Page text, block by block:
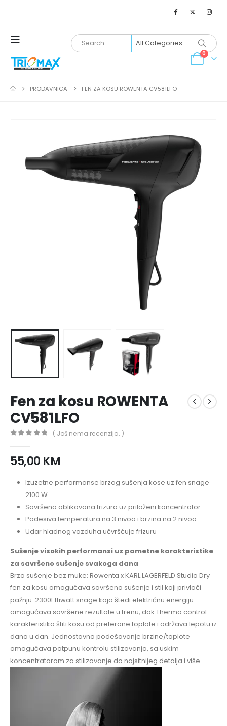
0
PRODAVNICA FEN ZA KOSU ROWENTA CV581LFO
Fen za kosu ROWENTA
CV581LFO
( Još nema recenzija. )
55,00 KM
Izuzetne performanse brzog sušenja kose uz fen snage
2100 W
Savršeno oblikovana frizura uz priloženi koncentrator
Podesiva temperatura na 3 nivoa i brzina na 2 nivoa
Udar hladnog vazduha učvršćuje frizuru
Sušenje visokih performansi uz pametne karakteristike
za savršeno sušenje svakoga dana
Brzo sušenje bez muke: Rowenta x KARL LAGERFELD Studio Dry
fen za kosu omogućava savršeno sušenje i stil koji privlači
pažnju. 2300Effiwatt snage koja štedi električnu energiju
omogućava savršene rezultate u trenu, dok Thermo control
karakteristika štiti kosu od preterane toplote i održava lepotu iz
dana u dan. Jednostavno podešavanje brzine/toplote
omogućava potpunu kontrolu stilizovanja, sa uskim
koncentratorom za stilizovanje do najsitnijeg detalja i više.